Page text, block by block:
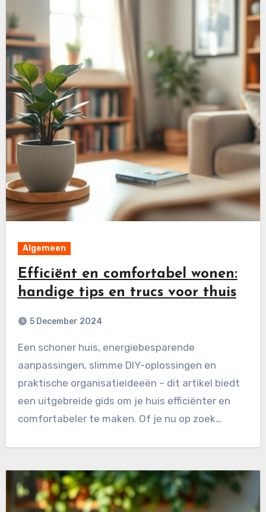
Algemeen
Efficiënt en comfortabel wonen:
handige tips en trucs voor thuis
5 December 2024
Een schoner huis, energiebesparende
aanpassingen, slimme DIY-oplossingen en
praktische organisatieideeën – dit artikel biedt
een uitgebreide gids om je huis efficiënter en
comfortabeler te maken. Of je nu op zoek…